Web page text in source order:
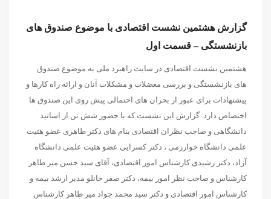
گزارش هشتمین نشست اقتصادی با موضوع صندوق های
بازنشستگی – قسمت اول
هشتمین نشست اقتصادی در سایت راهبرد ملی به موضوع صندوق
های بازنشستگی و بررسی معضلات و مشکلات آنان و ارائه راه کارها و
پیشنهادات برای عبور از بحران های احتمالی پیش روی این صندوق ها
اختصاص دارد. گزارش این نشست که با حضور شش تن از اساتید
دانشگاهی و صاجب نظران اقتصادی بنام های دکتر طاهری عضو هئیت
علمی دانشگاه خوارزمی ، دکتر کسرایی عضو هئیت علمی دانشگاه
آزاد، دکتر رشیدی کارشناس امور اقتصادی، آقای سید حسن میر طاهر
کارشناس و صاحب نظر امور بیمه، دکتر صفر خانلو مدیر ارشد بیمه و
کارشناس امور اقتصادی و دکتر سید محمد جواد میر طاهر کارشناس